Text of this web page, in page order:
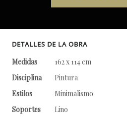
DETALLES DE LA OBRA
Medidas
162 x 114 cm
Disciplina
Pintura
Estilos
Minimalismo
Soportes
Lino